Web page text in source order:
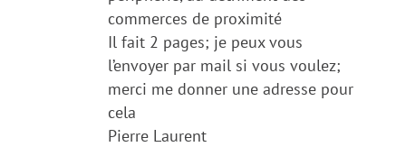
commerces de proximité
Il fait 2 pages; je peux vous
l’envoyer par mail si vous voulez;
merci me donner une adresse pour
cela
Pierre Laurent